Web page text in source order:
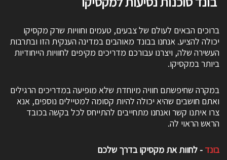
ברוכים הבאים לעולם של צבעים, טעמים וחוויות שרק מקסיקו
יכולה להציע. אנחנו בבונד מאוהבים במדינה הענקית הזו ובתרבות
העשירה שלה, ויצרנו עבורכם מדריכים מקיפים לחוויות הייחודיות
ביותר במקסיקו.
במקרה שחיפשתם חוויה מיוחדת שלא מופיעה במדריכים הרגילים
ואתם חושבים שהיא יכולה להיות קסומה למטיילים נוספים, אנא
צרו איתנו קשר ואנחנו מתחייבים להתייחס לכל בקשה בכובד
הראש הראוי לה.
בונד - לחוות את מקסיקו בדרך שלכם